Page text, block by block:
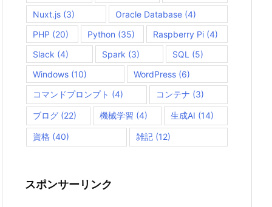
Nuxt.js (3) Oracle Database (4)
PHP (20) Python (35) Raspberry Pi (4)
Slack (4) Spark (3) SQL (5)
Windows (10) WordPress (6)
コマンドプロンプト (4) コンテナ (3)
ブログ (22) 機械学習 (4) 生成AI (14)
資格 (40) 雑記(12)
スポンサーリンク